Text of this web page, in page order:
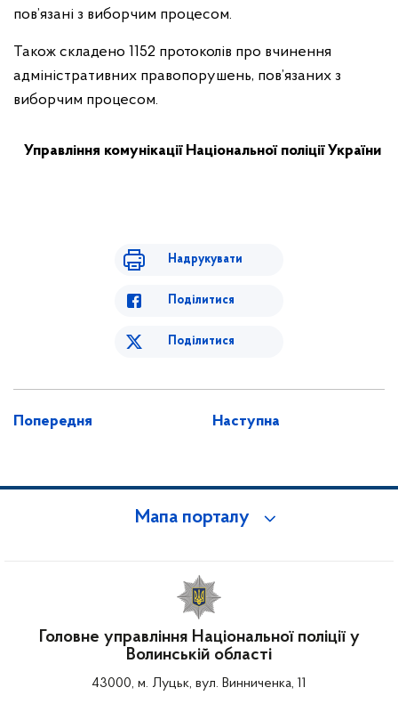
пов’язані з виборчим процесом.
Також складено 1152 протоколів про вчинення
адміністративних правопорушень, пов’язаних з
виборчим процесом.
Управління комунікаціїНаціональної поліції України
Надрукувати
Поділитися
Поділитися
Попередня Наступна
Мапа порталу
Головне управління Національної поліції у
Волинській області
43000, м. Луцьк, вул. Винниченка, 11